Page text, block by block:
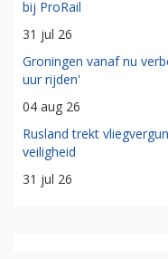
bij ProRail
31 jul 26
Groningen vanaf nu
uur rijden'
04 aug 26
Rusland trekt
veiligheid
31 jul 26